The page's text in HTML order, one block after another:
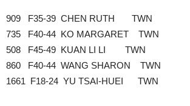
909 F35‐39 CHEN RUTH TWN
735 F40‐44 KO MARGARET TWN
508 F45‐49 KUAN LI LI TWN
860 F40‐44 WANG SHARON TWN
1661 F18‐24 YU TSAI‐HUEI TWN